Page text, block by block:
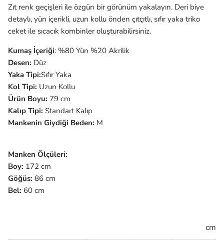
Zıt renk geçişleri ile özgün bir görünüm yakalayın. Deri biye
detaylı, yün içerikli, uzun kollu önden çıtçıtlı, sıfır yaka triko
ceket ile sıcacık kombinler oluşturabilirsiniz.
Kumaş İçeriği: %80 Yün %20 Akrilik
Desen: Düz
Yaka Tipi:SıfırYaka
Kol Tipi: Uzun Kollu
Ürün Boyu: 79 cm
Kalıp Tipi: Standart Kalıp
Mankenin Giydiği Beden: M
Manken Ölçüleri:
Boy: 172 cm
Göğüs: 86 cm
Bel: 60 cm
cm